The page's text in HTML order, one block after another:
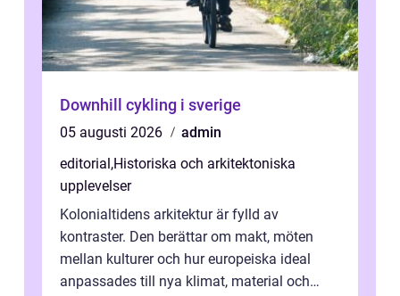
Downhill cykling i sverige
05 augusti 2026
admin
editorial,Historiska och arkitektoniska
upplevelser
Kolonialtidens arkitektur är fylld av
kontraster. Den berättar om makt, möten
mellan kulturer och hur europeiska ideal
anpassades till nya klimat, material och